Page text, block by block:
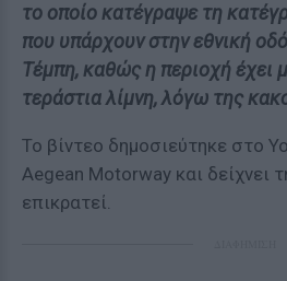
το οποίο κατέγραψε τη
που υπάρχουν στην εθνική
Τέμπη, καθώς η περιοχή έχει
τεράστια λίμνη, λόγω της
Το βίντεο δημοσιεύτηκε στο
Aegean Motorway και δείχνει
επικρατεί.